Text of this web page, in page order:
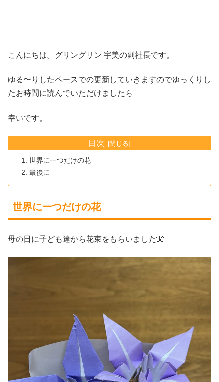
こんにちは。グリングリン 宇美の副社長です。
ゆる〜りしたペースでの更新していきますのでゆっくりし
たお時間に読んでいただけましたら
幸いです。
目次
世界に一つだけの花
最後に
世界に一つだけの花
母の日に子ども達から花束をもらいました🌺